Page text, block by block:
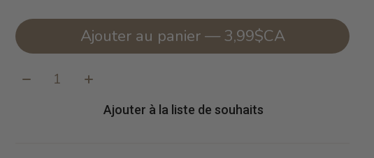
Ajouter au panier — 3,99$CA
Quantité:
Ajouter à la liste de souhaits